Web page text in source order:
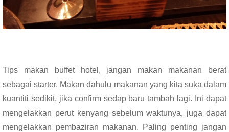
Tips makan buffet hotel, jangan makan makanan berat
sebagai starter. Makan dahulu makanan yang kita suka dalam
kuantiti sedikit, jika confirm sedap baru tambah lagi. Ini dapat
mengelakkan perut kenyang sebelum waktunya, juga dapat
mengelakkan pembaziran makanan. Paling penting jangan